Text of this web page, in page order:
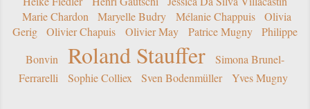
Marie Chardon
Maryelle Budry Mélanie Chappuis
Olivia
Gerig
Olivier Chapuis Olivier May Patrice Mugny
Philippe
Bonvin
Roland Stauffer
Simona Brunel-
Ferrarelli
Sophie Colliex Sven Bodenmüller Yves Mugny